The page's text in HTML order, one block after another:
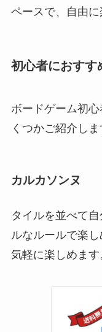
ペースで、自由に
初心者におすす
ボードゲーム初
くつかご紹介しま
カルカソンヌ
タイルを並べて
ルなルールで楽
気軽に楽しめます